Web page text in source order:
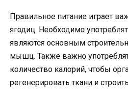
Правильное питание играет
ягодиц. Необходимо
являются основным
мышц. Также важно
количество калорий, чтобы
регенерировать ткани и